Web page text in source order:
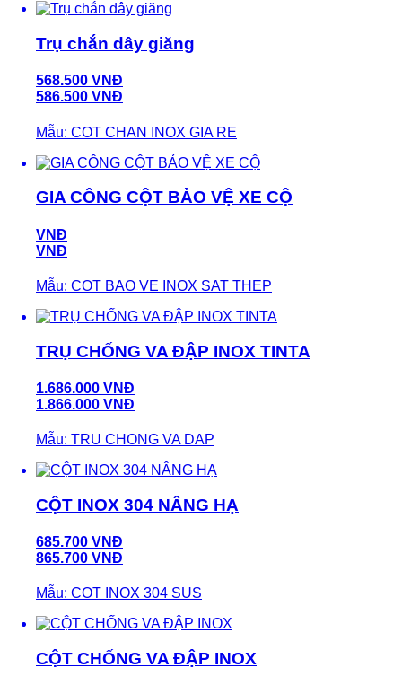
Trụ chắn dây giăng
568.500 VNĐ
586.500 VNĐ
Mẫu: COT CHAN INOX GIA RE
GIA CÔNG CỘT BẢO VỆ XE CỘ
VNĐ
VNĐ
Mẫu: COT BAO VE INOX SAT THEP
TRỤ CHỐNG VA ĐẬP INOX TINTA
1.686.000 VNĐ
1.866.000 VNĐ
Mẫu: TRU CHONG VA DAP
CỘT INOX 304 NÂNG HẠ
685.700 VNĐ
865.700 VNĐ
Mẫu: COT INOX 304 SUS
CỘT CHỐNG VA ĐẬP INOX